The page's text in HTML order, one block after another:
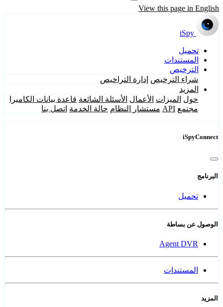
View this page in English
iSpy
تحميل
المستندات
الترخيص
شراء الترخيص إدارة التراخيص
المزيد
حول الميزات الأعمال الأسئلة الشائعة قاعدة بيانات الكاميرا
مجتمع API مستشار النظام حالة الخدمة اتصل بنا
iSpyConnect
البرنامج
تحميل
الوصول عن بساطة
Agent DVR
المستندات
المزيد